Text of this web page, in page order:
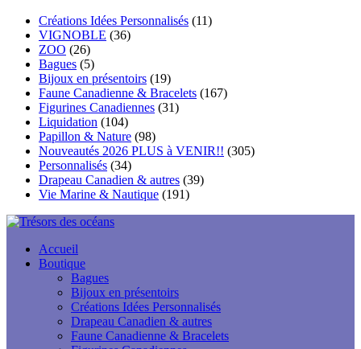
Créations Idées Personnalisés (11)
VIGNOBLE (36)
ZOO (26)
Bagues (5)
Bijoux en présentoirs (19)
Faune Canadienne & Bracelets (167)
Figurines Canadiennes (31)
Liquidation (104)
Papillon & Nature (98)
Nouveautés 2026 PLUS à VENIR!! (305)
Personnalisés (34)
Drapeau Canadien & autres (39)
Vie Marine & Nautique (191)
Accueil
Boutique
Bagues
Bijoux en présentoirs
Créations Idées Personnalisés
Drapeau Canadien & autres
Faune Canadienne & Bracelets